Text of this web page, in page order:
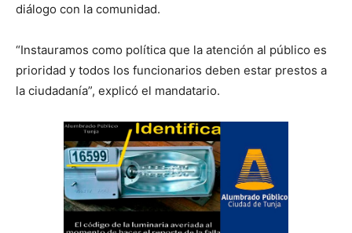
diálogo con la comunidad.
“Instauramos como política que la atención al público es
prioridad y todos los funcionarios deben estar prestos a
la ciudadanía”, explicó el mandatario.